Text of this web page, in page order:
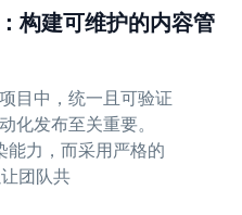
构建可维护的内容管
目中，统一且可验证
化发布至关重要。
能力，而采用严格的
团队共